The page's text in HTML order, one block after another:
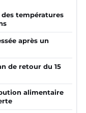
des températures
après un
de retour du 15
alimentaire